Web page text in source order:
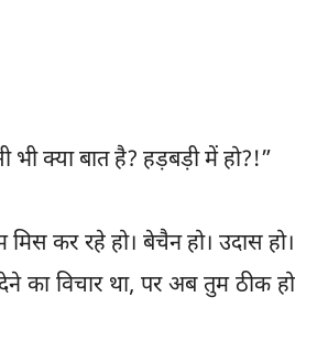
भी क्या बात है? हड़बड़ी में हो?!”
मिस कर रहे हो। बेचैन हो। उदास हो।
का विचार था, पर अब तुम ठीक हो